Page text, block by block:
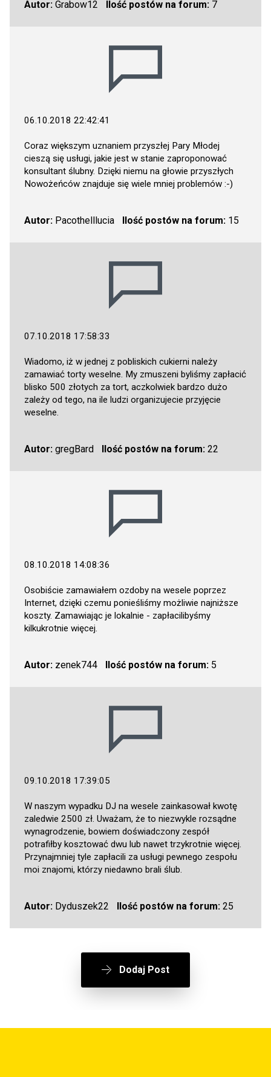
Autor: Grabow12 Ilość postów na forum:7
06.10.2018 22:42:41
Coraz większym uznaniem przyszłej Pary Młodej
cieszą się usługi, jakie jest w stanie zaproponować
konsultant ślubny. Dzięki niemu na głowie przyszłych
Nowożeńców znajduje się wiele mniej problemów :-)
Autor: Pacothelllucia Ilość postów na forum:15
07.10.2018 17:58:33
Wiadomo, iż w jednej z pobliskich cukierni należy
zamawiać torty weselne. My zmuszeni byliśmy zapłacić
blisko 500 złotych za tort, aczkolwiek bardzo dużo
zależy od tego, na ile ludzi organizujecie przyjęcie
weselne.
Autor: gregBard Ilość postów na forum:22
08.10.2018 14:08:36
Osobiście zamawiałem ozdoby na wesele poprzez
Internet, dzięki czemu ponieśliśmy możliwie najniższe
koszty. Zamawiając je lokalnie - zapłacilibyśmy
kilkukrotnie więcej.
Autor: zenek744 Ilość postów na forum:5
09.10.2018 17:39:05
W naszym wypadku DJ na wesele zainkasował kwotę
zaledwie 2500 zł. Uważam, że to niezwykle rozsądne
wynagrodzenie, bowiem doświadczony zespół
potrafiłby kosztować dwu lub nawet trzykrotnie więcej.
Przynajmniej tyle zapłacili za usługi pewnego zespołu
moi znajomi, którzy niedawno brali ślub.
Autor: Dyduszek22 Ilość postów na forum:25
Dodaj Post